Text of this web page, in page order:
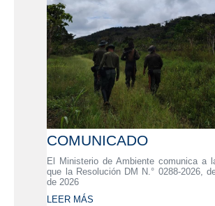
COMUNICADO
El Ministerio de Ambiente comunica a
que la Resolución DM N.° 0288-2026,
de 2026
LEER MÁS